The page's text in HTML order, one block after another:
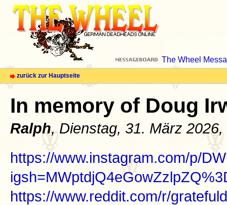
The Wheel
zurück zur Hauptseite
In memory of Doug
Ralph, Dienstag, 31. März
https://www.instagram.com/p/
https://www.reddit.com/r/